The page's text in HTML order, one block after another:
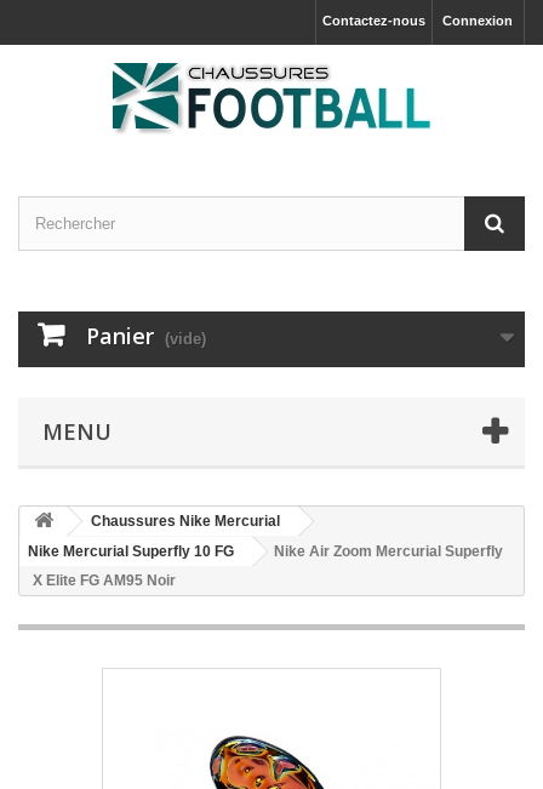
Connexion
Contactez-nous
Panier (vide)
MENU
Chaussures Nike Mercurial
Nike Mercurial Superfly 10 FG
Nike Air Zoom Mercurial Superfly
X Elite FG AM95 Noir